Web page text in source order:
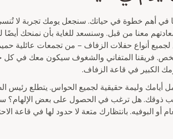
في أهم خطوة في حياتك. سنجعل يومك تجربة لا
معنا من قبل. وسنسعد للغاية بأن نمنحك
200 شخص. فريقنا المتفاني والشغوف سيكون معك في
الكبير في قاعة الزفاف.
ذوقك. هل ترغب في الحصول على بعض الإلهام؟
أو البوفيه. بانتظارك متعة لا حدود لها في قاعة